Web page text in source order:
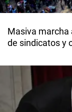
Masiva marcha
de sindicatos y